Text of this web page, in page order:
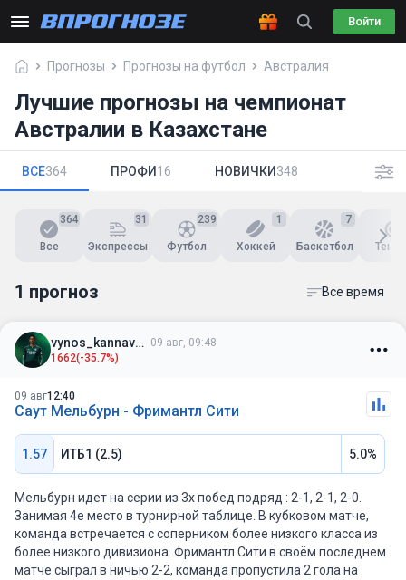
Войти
Прогнозы Прогнозы на футбол Австралия
Лучшие прогнозы на чемпионат
Австралии в Казахстане
ВСЕ364 ПРОФИ 16 НОВИЧКИ 348
Все
364
Экспрессы
31
Футбол
239
Хоккей
1
Баскетбол
7
1 прогноз Все время
vynos_kannavaro
09 авг, 09:48
1662(-35.7%)
09 авг12:40
Саут Мельбурн - Фримантл Сити
1.57 ИТБ1 (2.5) 5.0%
Мельбурн идет на серии из 3х побед подряд : 2-1, 2-1, 2-0.
Занимая 4е место в турнирной таблице. В кубковом матче,
команда встречается с соперником более низкого класса из
более низкого дивизиона. Фримантл Сити в своём последнем
матче сыграл в ничью 2-2, команда пропустила 2 гола на